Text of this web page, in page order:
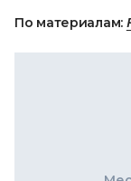
По материалам: